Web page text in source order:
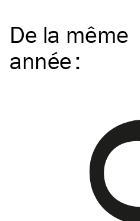
De la même
année: